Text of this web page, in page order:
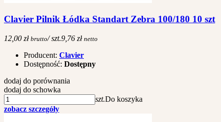
Clavier Pilnik Łódka Standart Zebra 100/180 10 szt
12,00 zł brutto/ szt.9,76 zł netto
Producent: Clavier
Dostępność: Dostępny
dodaj do porównania
dodaj do schowka
szt.Do koszyka
zobacz szczegóły